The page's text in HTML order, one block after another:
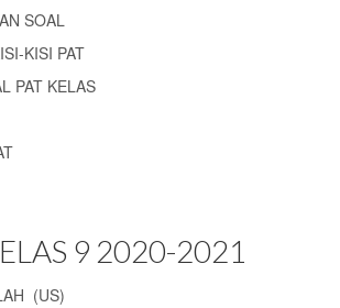
SOAL
KISI PAT
PAT KELAS
9 2020-2021
(US)